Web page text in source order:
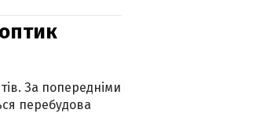
За попередніми
перебудова